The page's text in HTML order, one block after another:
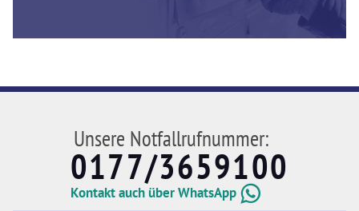
Unsere Notfallrufnummer:
0177/3659100
Kontakt auch über WhatsApp